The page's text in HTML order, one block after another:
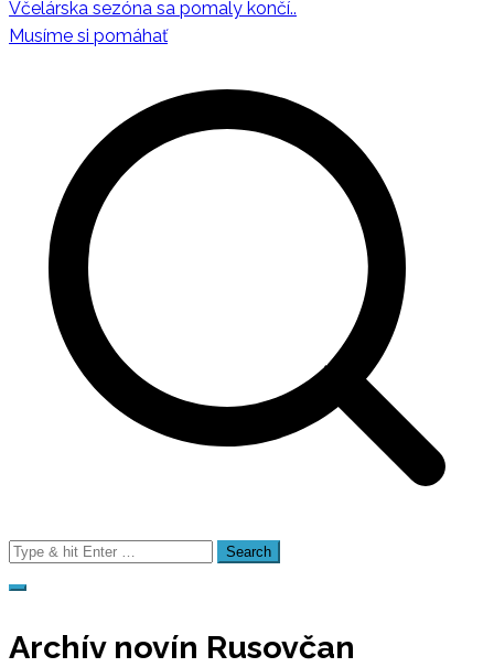
Navigácia
článku
Včelárska sezóna sa pomaly končí..
Musíme si pomáhať
Search
for:
Archív novín Rusovčan